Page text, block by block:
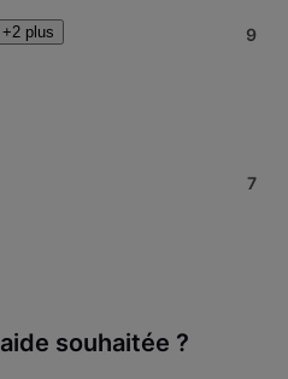
+2 plus 9
7
souhaitée ?